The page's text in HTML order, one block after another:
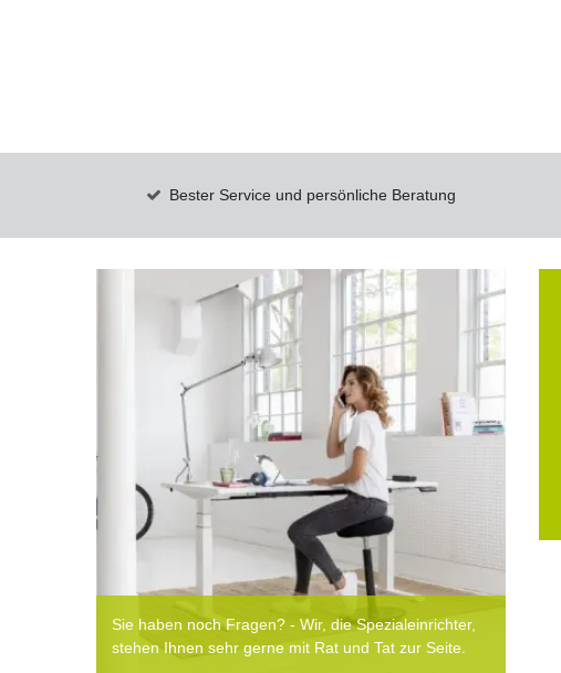
Bester Service und persönliche Beratung
Sie haben noch Fragen? - Wir, die Spezialeinrichter,
stehen Ihnen sehr gerne mit Rat und Tat zur Seite.